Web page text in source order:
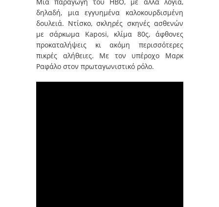
δηλαδή, μια εγγυημένα καλοκουρδισμένη
δουλειά. Ντίσκο, σκληρές σκηνές ασθενών
με σάρκωμα Kaposi, κλίμα 80ς, άφθονες
προκαταλήψεις κι ακόμη περισσότερες
πικρές αλήθειες. Με τον υπέροχο Μαρκ
Ραφάλο στον πρωταγωνιστικό ρόλο.